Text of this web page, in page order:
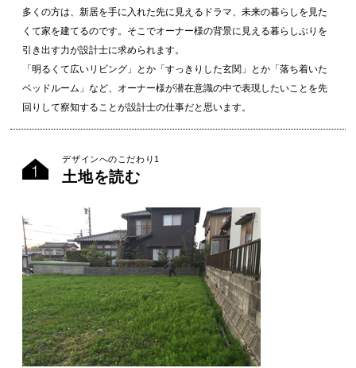
多くの方は、新居を手に入れた先に見えるドラマ、未来の暮らしを見た
くて家を建てるのです。そこでオーナー様の背景に見える暮らしぶりを
引き出す力が設計士に求められます。
「明るくて広いリビング」とか「すっきりした玄関」とか「落ち着いた
ベッドルーム」など、オーナー様が潜在意識の中で表現したいことを先
回りして察知することが設計士の仕事だと思います。
デザインへのこだわり1
土地を読む